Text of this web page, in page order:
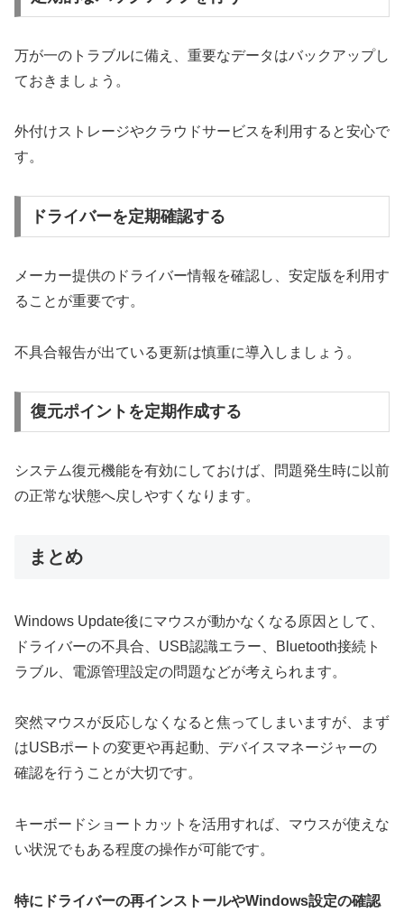
万が一のトラブルに備え、重要なデータはバックアップし
ておきましょう。
外付けストレージやクラウドサービスを利用すると安心で
す。
ドライバーを定期確認する
メーカー提供のドライバー情報を確認し、安定版を利用す
ることが重要です。
不具合報告が出ている更新は慎重に導入しましょう。
復元ポイントを定期作成する
システム復元機能を有効にしておけば、問題発生時に以前
の正常な状態へ戻しやすくなります。
まとめ
Windows Update後にマウスが動かなくなる原因として、
ドライバーの不具合、USB認識エラー、Bluetooth接続ト
ラブル、電源管理設定の問題などが考えられます。
突然マウスが反応しなくなると焦ってしまいますが、まず
はUSBポートの変更や再起動、デバイスマネージャーの
確認を行うことが大切です。
キーボードショートカットを活用すれば、マウスが使えな
い状況でもある程度の操作が可能です。
特にドライバーの再インストールやWindows設定の確認